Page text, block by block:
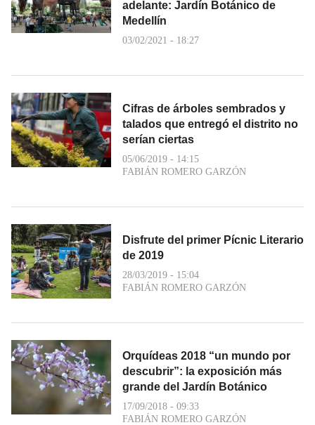
adelante: Jardín Botánico de
Medellín
03/02/2021 - 18:27
Cifras de árboles sembrados y
talados que entregó el distrito no
serían ciertas
05/06/2019 - 14:15
FABIÁN ROMERO GARZÓN
Disfrute del primer Pícnic Literario
de 2019
28/03/2019 - 15:04
FABIÁN ROMERO GARZÓN
Orquídeas 2018 “un mundo por
descubrir”: la exposición más
grande del Jardín Botánico
17/09/2018 - 09:33
FABIÁN ROMERO GARZÓN